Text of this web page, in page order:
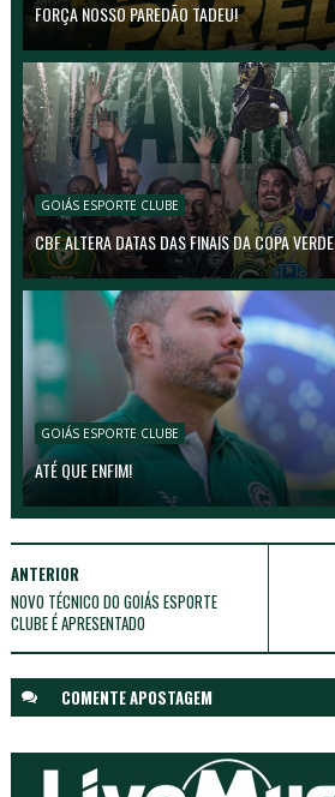
FORÇA NOSSO PAREDÃO TADEU!
GOIÁS ESPORTE CLUBE
CBF ALTERA DATAS DAS FINAIS DA COPA VERDE
GOIÁS ESPORTE CLUBE
ATÉ QUE ENFIM!
ANTERIOR
NOVO TÉCNICO DO GOIÁS ESPORTE
CLUBE É APRESENTADO
COMENTE APOSTAGEM